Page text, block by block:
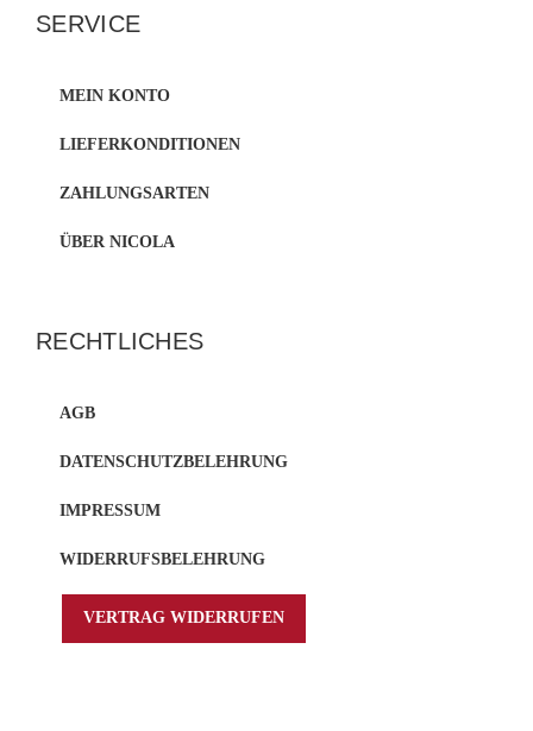
SERVICE
MEIN KONTO
LIEFERKONDITIONEN
ZAHLUNGSARTEN
ÜBER NICOLA
RECHTLICHES
AGB
DATENSCHUTZBELEHRUNG
IMPRESSUM
WIDERRUFSBELEHRUNG
VERTRAG WIDERRUFEN